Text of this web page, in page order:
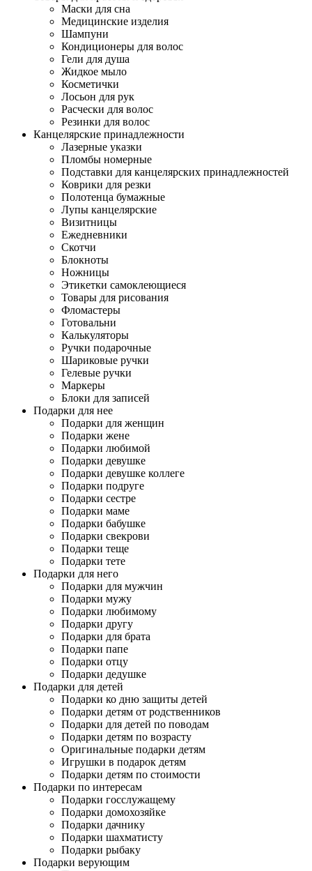
Маски для сна
Медицинские изделия
Шампуни
Кондиционеры для волос
Гели для душа
Жидкое мыло
Косметички
Лосьон для рук
Расчески для волос
Резинки для волос
Канцелярские принадлежности
Лазерные указки
Пломбы номерные
Подставки для канцелярских принадлежностей
Коврики для резки
Полотенца бумажные
Лупы канцелярские
Визитницы
Ежедневники
Скотчи
Блокноты
Ножницы
Этикетки самоклеющиеся
Товары для рисования
Фломастеры
Готовальни
Калькуляторы
Ручки подарочные
Шариковые ручки
Гелевые ручки
Маркеры
Блоки для записей
Подарки для нее
Подарки для женщин
Подарки жене
Подарки любимой
Подарки девушке
Подарки девушке коллеге
Подарки подруге
Подарки сестре
Подарки маме
Подарки бабушке
Подарки свекрови
Подарки теще
Подарки тете
Подарки для него
Подарки для мужчин
Подарки мужу
Подарки любимому
Подарки другу
Подарки для брата
Подарки папе
Подарки отцу
Подарки дедушке
Подарки для детей
Подарки ко дню защиты детей
Подарки детям от родственников
Подарки для детей по поводам
Подарки детям по возрасту
Оригинальные подарки детям
Игрушки в подарок детям
Подарки детям по стоимости
Подарки по интересам
Подарки госслужащему
Подарки домохозяйке
Подарки дачнику
Подарки шахматисту
Подарки рыбаку
Подарки верующим